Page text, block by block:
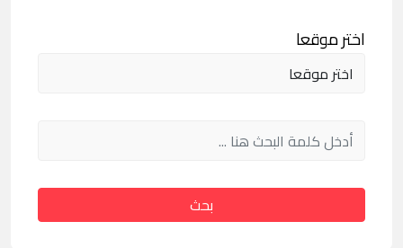
اختر موقعا
بحث